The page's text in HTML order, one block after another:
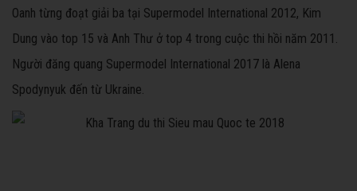
Oanh từng đoạt giải ba tại Supermodel International 2012, Kim
Dung vào top 15 và Anh Thư ở top 4 trong cuộc thi hồi năm 2011.
Người đăng quang Supermodel International 2017 là Alena
Spodynyuk đến từ Ukraine.